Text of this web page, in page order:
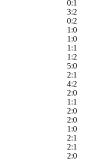
0:1
3:2
0:2
1:0
1:0
1:1
1:2
5:0
2:1
4:2
2:0
1:1
2:0
2:0
1:0
2:1
2:1
2:0